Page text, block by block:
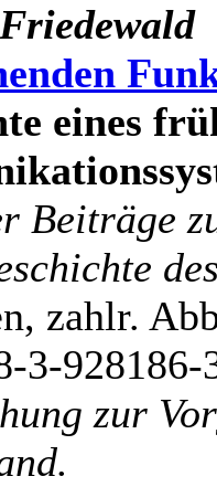
eines
Beiträge
zahlr.
3-928186-
zur